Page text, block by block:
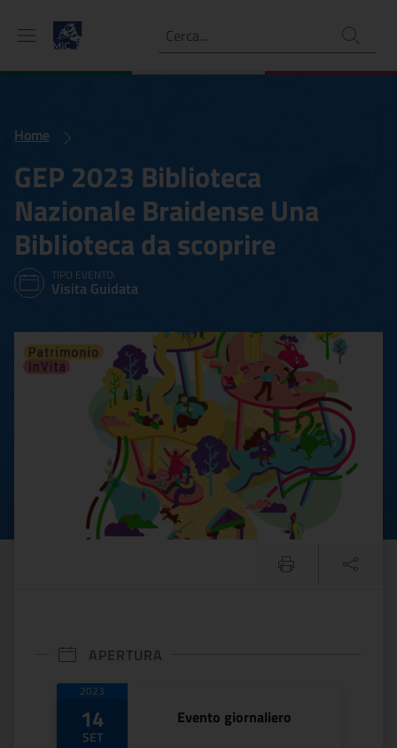
Ricerca
Home
GEP 2023 Biblioteca
Nazionale Braidense Una
Biblioteca da scoprire
TIPO EVENTO:
Visita Guidata
GEP 2023 Biblioteca
APERTURA
Date di apertura
2023
14
SET
Evento giornaliero